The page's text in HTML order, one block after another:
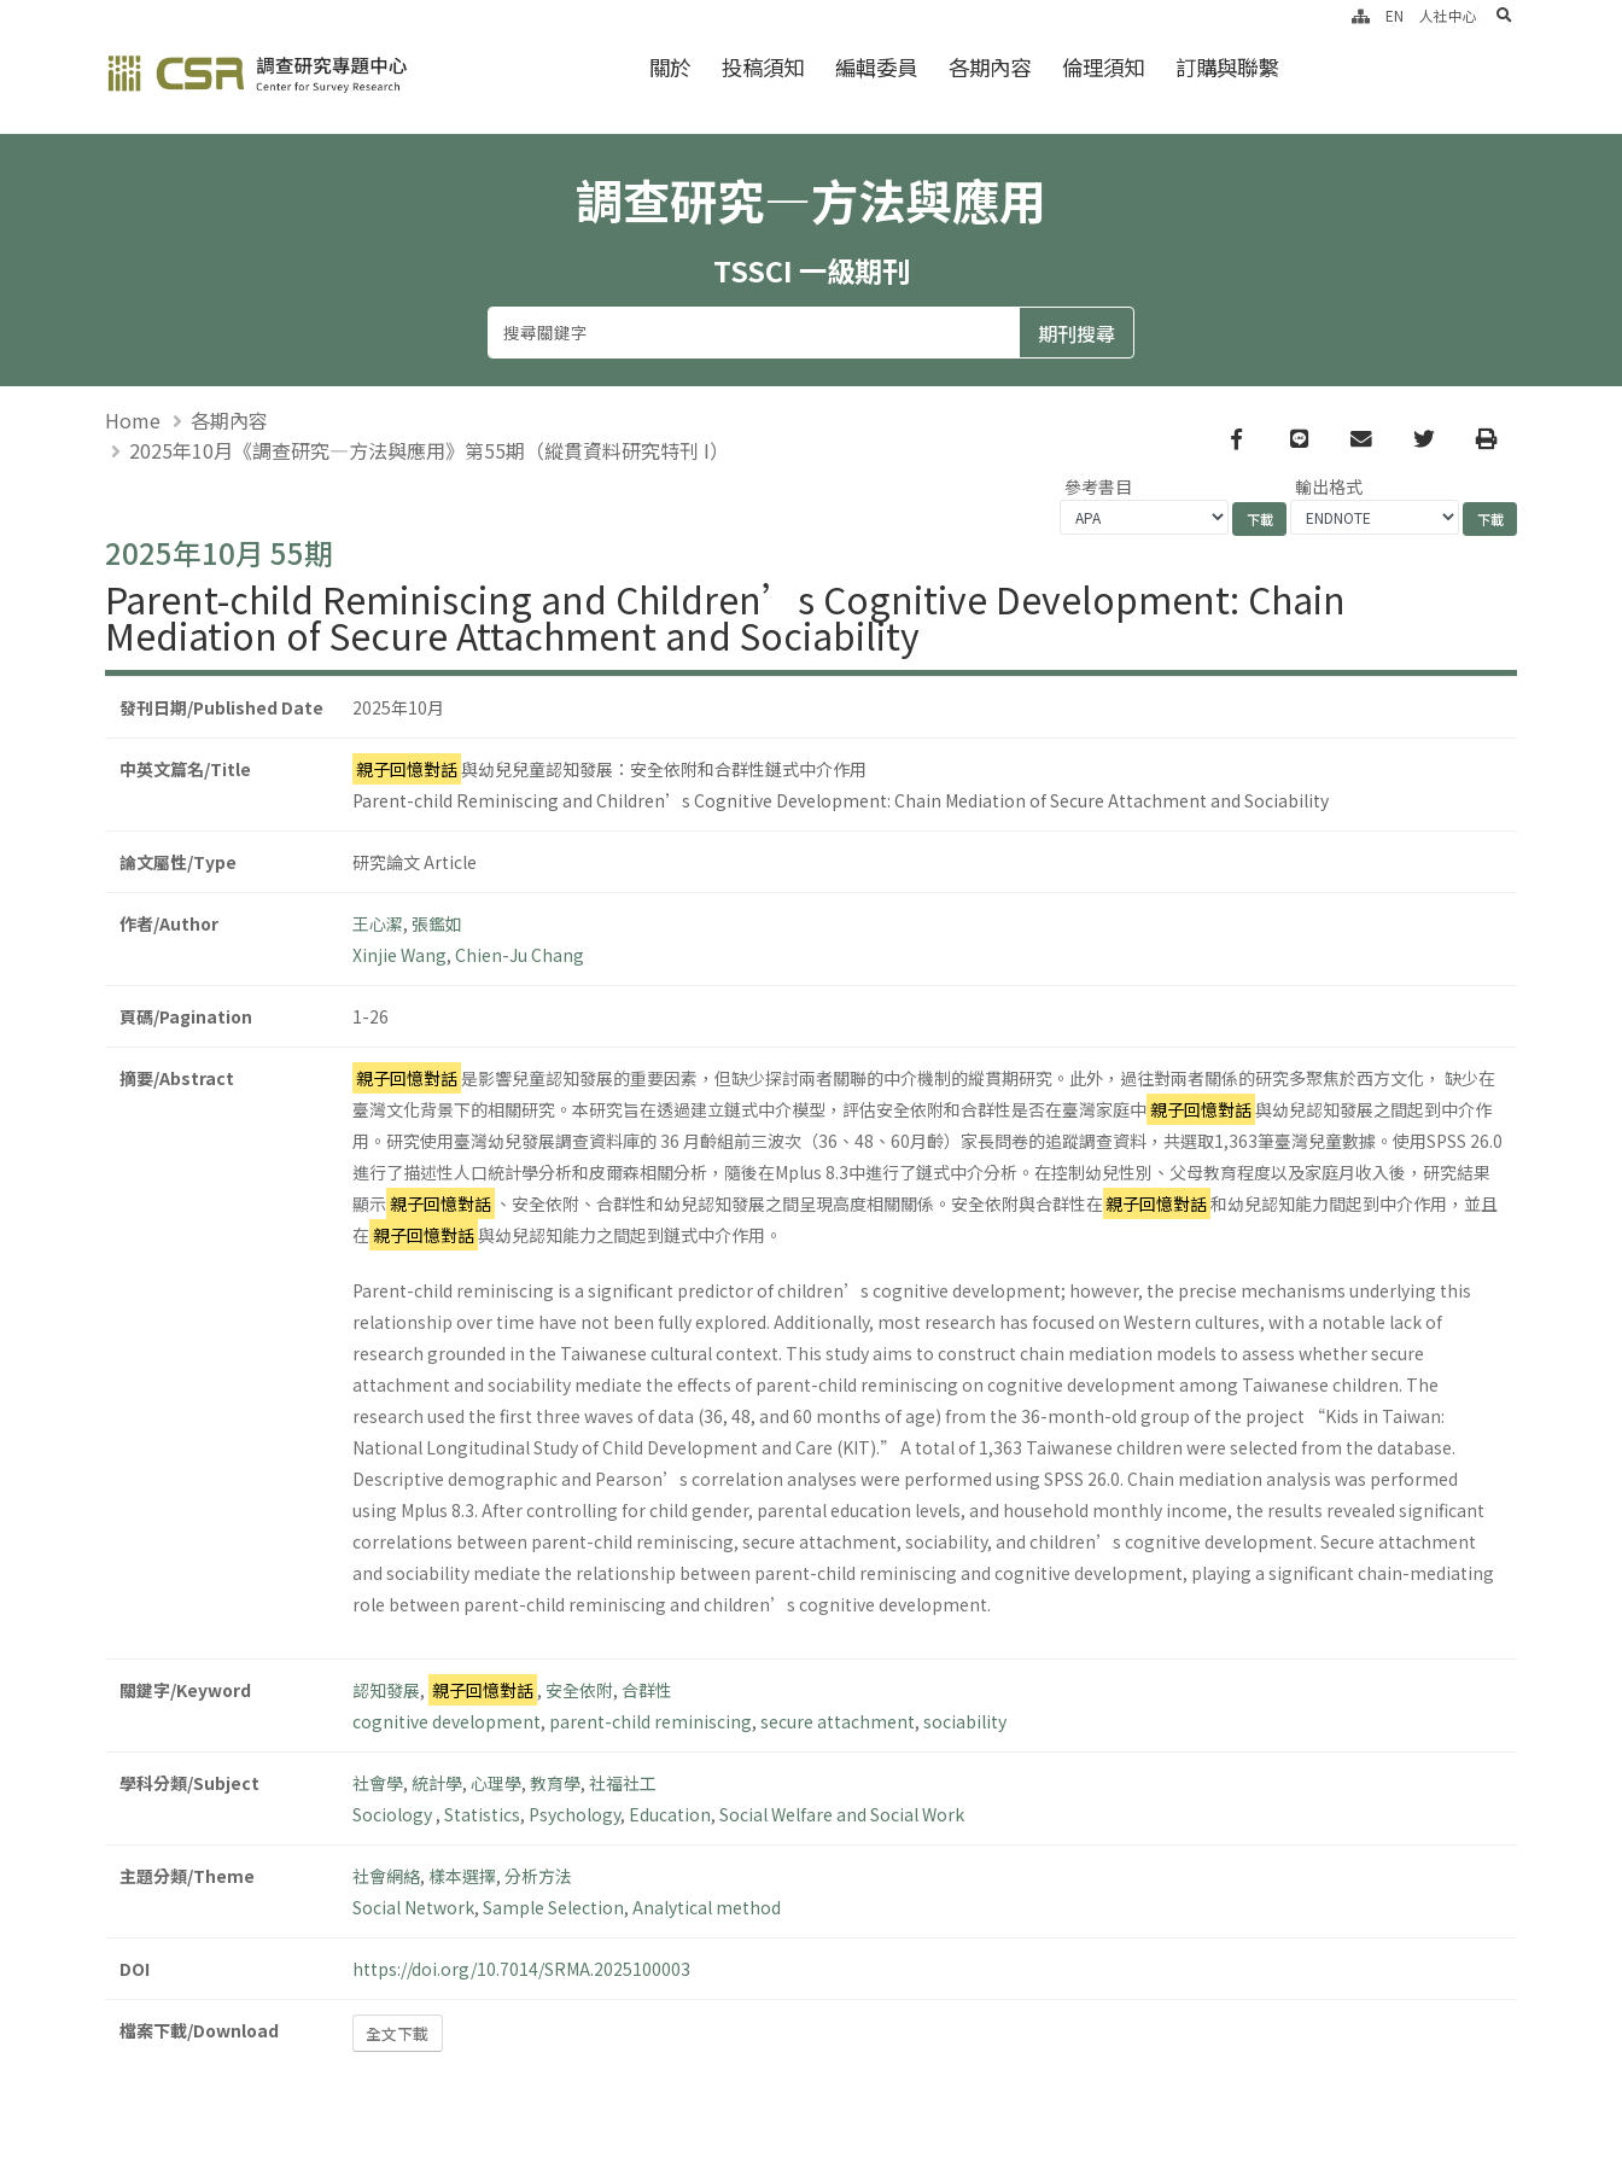
調查研究—方法與應用期刊 關於 投稿須知 編輯委員 各期內容 倫理須知 訂購與聯繫
EN 人社中心 search
調查研究—方法與應用
TSSCI 一級期刊
Home
各期內容
2025年10月《調查研究—方法與應用》第55期（縱貫資料研究特刊 I）
Facebook
line email TwitterPrint
參考書目 輸出格式
2025年10月 55期
Parent-child Reminiscing and Children’s Cognitive Development: Chain
Mediation of Secure Attachment and Sociability
發刊日期/Published Date 2025年10月
中英文篇名/Title 親子回憶對話與幼兒兒童認知發展：安全依附和合群性鏈式中介作用
Parent-child Reminiscing and Children’s Cognitive Development: Chain Mediation of Secure Attachment and Sociability
論文屬性/Type 研究論文 Article
作者/Author 王心潔, 張鑑如
Xinjie Wang, Chien-Ju Chang
頁碼/Pagination 1-26
摘要/Abstract 親子回憶對話 是影響兒童認知發展的重要因素，但缺少探討兩者關聯的中介機制的縱貫期研究。此外，過往對兩者關係的研究多聚焦於西方文化， 缺少在
臺灣文化背景下的相關研究。本研究旨在透過建立鏈式中介模型，評估安全依附和合群性是否在臺灣家庭中親子回憶對話與幼兒認知發展之間起到中介作
用。研究使用臺灣幼兒發展調查資料庫的 36 月齡組前三波次（36、48、60月齡）家長問卷的追蹤調查資料，共選取1,363筆臺灣兒童數據。使用SPSS 26.0
進行了描述性人口統計學分析和皮爾森相關分析，隨後在Mplus 8.3中進行了鏈式中介分析。在控制幼兒性別、父母教育程度以及家庭月收入後，研究結果
顯示 親子回憶對話 、安全依附、合群性和幼兒認知發展之間呈現高度相關關係。安全依附與合群性在親子回憶對話和幼兒認知能力間起到中介作用，並且
在 親子回憶對話與幼兒認知能力之間起到鏈式中介作用。
Parent-child reminiscing is a significant predictor of children’s cognitive development; however, the precise mechanisms underlying this
relationship over time have not been fully explored. Additionally, most research has focused on Western cultures, with a notable lack of
research grounded in the Taiwanese cultural context. This study aims to construct chain mediation models to assess whether secure
attachment and sociability mediate the effects of parent-child reminiscing on cognitive development among Taiwanese children. The
research used the first three waves of data (36, 48, and 60 months of age) from the 36-month-old group of the project “Kids in Taiwan:
National Longitudinal Study of Child Development and Care (KIT).” A total of 1,363 Taiwanese children were selected from the database.
Descriptive demographic and Pearson’s correlation analyses were performed using SPSS 26.0. Chain mediation analysis was performed
using Mplus 8.3. After controlling for child gender, parental education levels, and household monthly income, the results revealed significant
correlations between parent-child reminiscing, secure attachment, sociability, and children’s cognitive development. Secure attachment
and sociability mediate the relationship between parent-child reminiscing and cognitive development, playing a significant chain-mediating
role between parent-child reminiscing and children’s cognitive development.
關鍵字/Keyword 認知發展, 親子回憶對話 , 安全依附, 合群性
cognitive development, parent-child reminiscing, secure attachment, sociability
學科分類/Subject 社會學, 統計學, 心理學, 教育學, 社福社工
Sociology , Statistics, Psychology, Education, Social Welfare and Social Work
主題分類/Theme 社會網絡, 樣本選擇, 分析方法
Social Network, Sample Selection, Analytical method
DOI https://doi.org/10.7014/SRMA.2025100003
檔案下載/Download 全文下載